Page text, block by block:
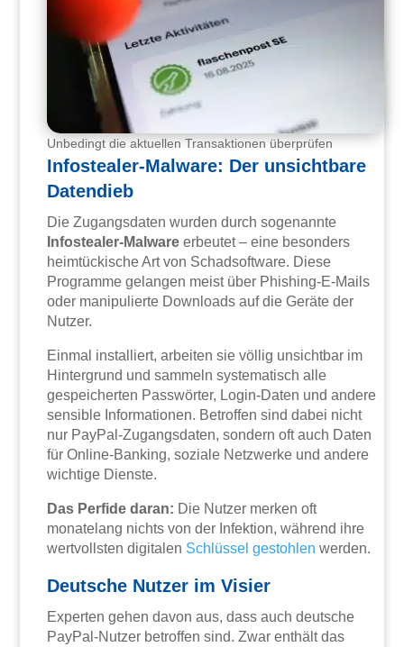
Unbedingt die aktuellen Transaktionen überprüfen
Infostealer-Malware: Der unsichtbare
Datendieb
Die Zugangsdaten wurden durch sogenannte
Infostealer-Malware erbeutet – eine besonders
heimtückische Art von Schadsoftware. Diese
Programme gelangen meist über Phishing-E-Mails
oder manipulierte Downloads auf die Geräte der
Nutzer.
Einmal installiert, arbeiten sie völlig unsichtbar im
Hintergrund und sammeln systematisch alle
gespeicherten Passwörter, Login-Daten und andere
sensible Informationen. Betroffen sind dabei nicht
nur PayPal-Zugangsdaten, sondern oft auch Daten
für Online-Banking, soziale Netzwerke und andere
wichtige Dienste.
Das Perfide daran: Die Nutzer merken oft
monatelang nichts von der Infektion, während ihre
wertvollsten digitalen Schlüssel gestohlen werden.
Deutsche Nutzer im Visier
Experten gehen davon aus, dass auch deutsche
PayPal-Nutzer betroffen sind. Zwar enthält das